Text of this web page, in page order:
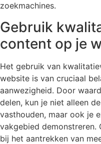
zoekmachines.
Gebruik
content op je
Het gebruik van
website is van cruciaal
aanwezigheid. Door
delen, kun je niet alleen
vasthouden, maar ook je
vakgebied demonstreren.
bij het aantrekken van